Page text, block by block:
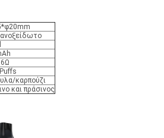
ανοξείδωτο
καρπούζι
και πράσινος